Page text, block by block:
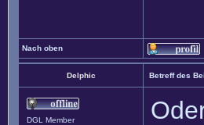
Nach oben
Delphic Betreff des
DGL Member